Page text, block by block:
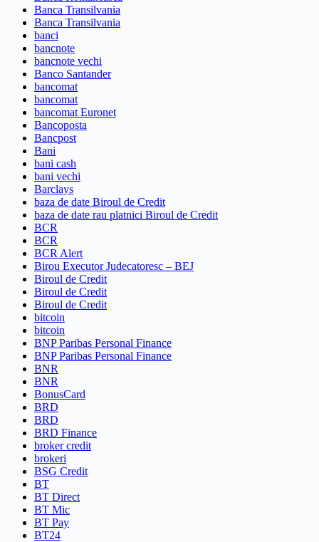
Banca Transilvania
Banca Transilvania
banci
bancnote
bancnote vechi
Banco Santander
bancomat
bancomat
bancomat Euronet
Bancoposta
Bancpost
Bani
bani cash
bani vechi
Barclays
baza de date Biroul de Credit
baza de date rau platnici Biroul de Credit
BCR
BCR
BCR Alert
Birou Executor Judecatoresc – BEJ
Biroul de Credit
Biroul de Credit
Biroul de Credit
bitcoin
bitcoin
BNP Paribas Personal Finance
BNP Paribas Personal Finance
BNR
BNR
BonusCard
BRD
BRD
BRD Finance
broker credit
brokeri
BSG Credit
BT
BT Direct
BT Mic
BT Pay
BT24